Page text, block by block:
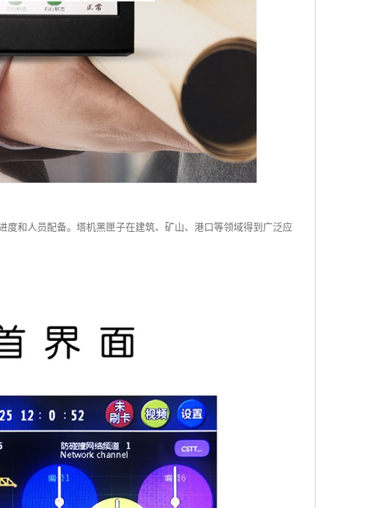
和人员配备。塔机黑匣子在建筑、矿山、港口等领域得到广泛应